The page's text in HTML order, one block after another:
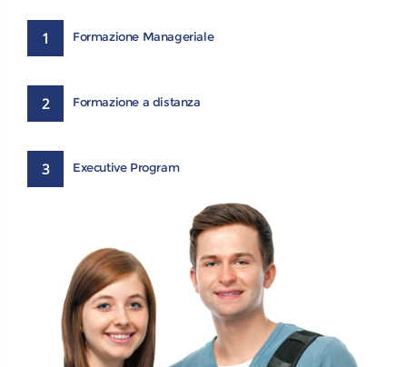
1 Formazione Manageriale
2 Formazione a distanza
3 Executive Program